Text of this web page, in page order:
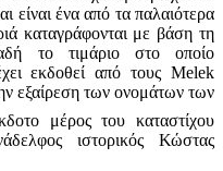
είναι ένα από τα παλαιότερα
καταγράφονται με βάση τη
το τιμάριο στο οποίο
εκδοθεί από τους Melek
εξαίρεση των ονομάτων των
μέρος του καταστίχου
ιστορικός Κώστας